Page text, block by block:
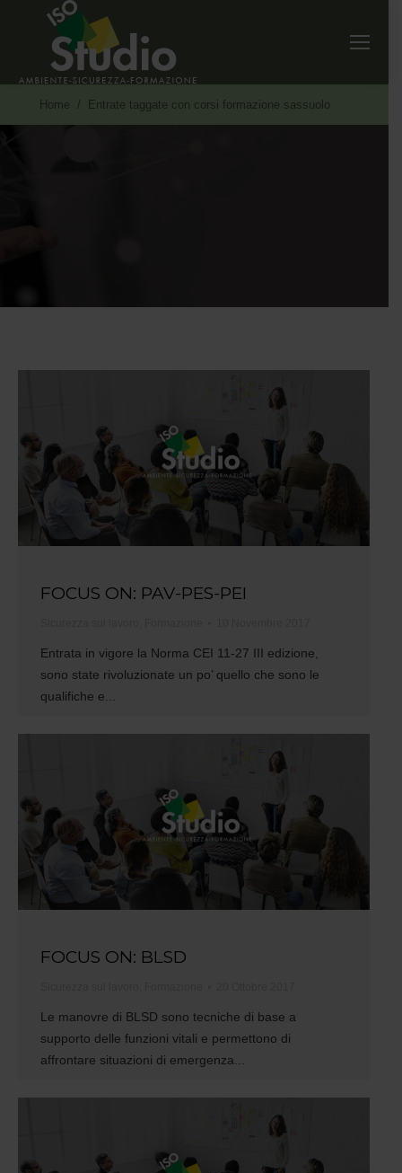
Tu sei qui:
Home Entrate taggate con corsi formazione sassuolo
FOCUS ON: PAV-PES-PEI
Entrata in vigore la Norma CEI 11-27 III edizione,
sono state rivoluzionate un po’ quello che sono le
qualifiche e...
FOCUS ON: BLSD
Le manovre di BLSD sono tecniche di base a
supporto delle funzioni vitali e permettono di
affrontare situazioni di emergenza...